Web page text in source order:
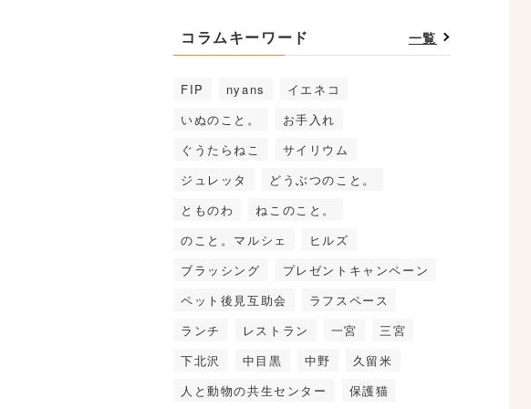
コラムキーワード 一覧
FIP nyans
イエネコ
いぬのこと。
お手入れ
ぐうたらねこ
サイリウム
ジュレッタ
どうぶつのこと。
とものわ
ねこのこと。
のこと。マルシェ
ヒルズ
ブラッシング
プレゼントキャンペーン
ペット後見互助会
ラフスペース
ランチ
レストラン 一宮
三宮
下北沢
中目黒 中野
久留米
人と動物の共生センター
保護猫